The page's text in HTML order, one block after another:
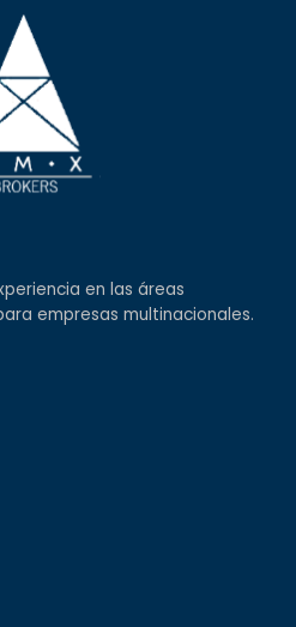
en las áreas
empresas multinacionales.